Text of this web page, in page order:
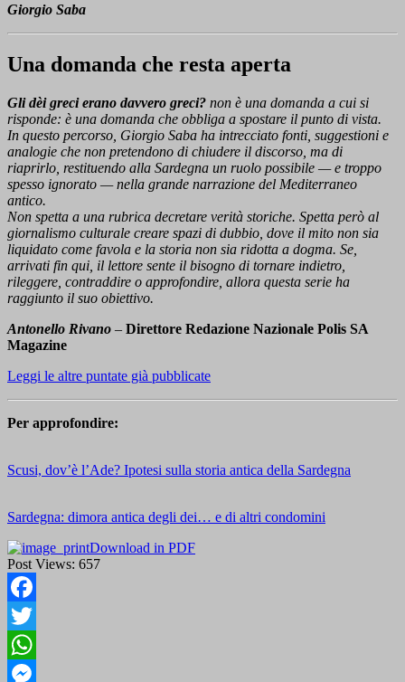
Giorgio Saba
Una domanda che resta aperta
Gli dèi greci erano davvero greci? non è una domanda a cui si
risponde: è una domanda che obbliga a spostare il punto di vista.
In questo percorso, Giorgio Saba ha intrecciato fonti, suggestioni e
analogie che non pretendono di chiudere il discorso, ma di
riaprirlo, restituendo alla Sardegna un ruolo possibile — e troppo
spesso ignorato — nella grande narrazione del Mediterraneo
antico.
Non spetta a una rubrica decretare verità storiche. Spetta però al
giornalismo culturale creare spazi di dubbio, dove il mito non sia
liquidato come favola e la storia non sia ridotta a dogma. Se,
arrivati fin qui, il lettore sente il bisogno di tornare indietro,
rileggere, contraddire o approfondire, allora questa serie ha
raggiunto il suo obiettivo.
Antonello Rivano – Direttore Redazione Nazionale Polis SA
Magazine
Leggi le altre puntate già pubblicate
Per approfondire:
Scusi, dov’è l’Ade? Ipotesi sulla storia antica della Sardegna
Sardegna: dimora antica degli dei… e di altri condomini
Download in PDF
Post Views: 657
Facebook
Twitter
WhatsApp